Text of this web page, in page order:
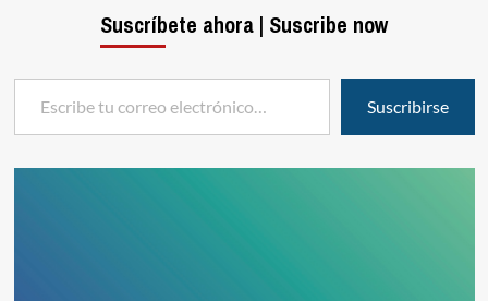
Suscríbete ahora | Suscribe now
Escribe tu correo electrónico…
Suscribirse